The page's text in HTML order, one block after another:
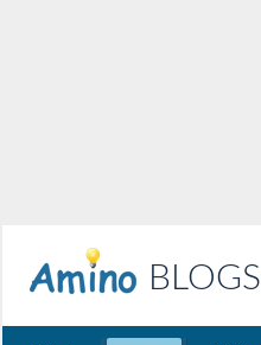
BLOGS